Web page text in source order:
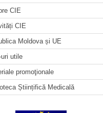
CIE
CIE
Moldova și UE
uri utile
promoţionale
Științifică Medicală